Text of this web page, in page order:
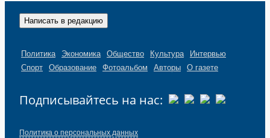
Написать в редакцию
Политика Экономика Общество Культура Интервью
Спорт Образование Фотоальбом Авторы О газете
Подписывайтесь на нас:
Политика о персональных данных